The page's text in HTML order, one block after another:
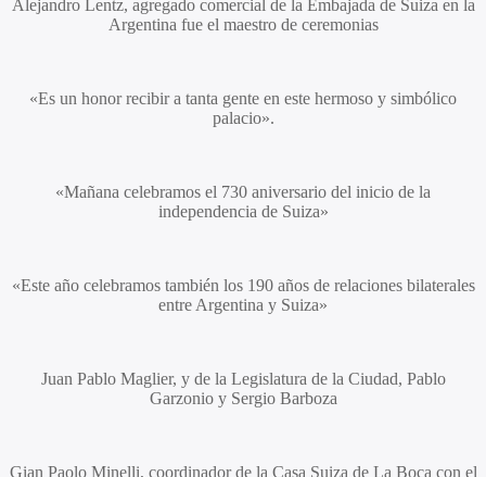
Alejandro Lentz, agregado comercial de la Embajada de Suiza en la
Argentina fue el maestro de ceremonias
«Es un honor recibir a tanta gente en este hermoso y simbólico
palacio».
«Mañana celebramos el 730 aniversario del inicio de la
independencia de Suiza»
«Este año celebramos también los 190 años de relaciones bilaterales
entre Argentina y Suiza»
Juan Pablo Maglier, y de la Legislatura de la Ciudad, Pablo
Garzonioy Sergio Barboza
Gian Paolo Minelli, coordinador de la Casa Suiza de La Boca con el